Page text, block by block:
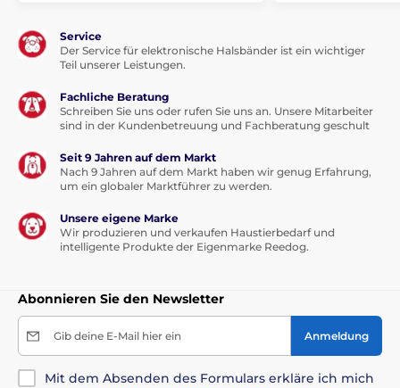
Service
Der Service für elektronische Halsbänder ist ein wichtiger
Teil unserer Leistungen.
Fachliche Beratung
Schreiben Sie uns oder rufen Sie uns an. Unsere Mitarbeiter
sind in der Kundenbetreuung und Fachberatung geschult
Seit 9 Jahren auf dem Markt
Nach 9 Jahren auf dem Markt haben wir genug Erfahrung,
um ein globaler Marktführer zu werden.
Unsere eigene Marke
Wir produzieren und verkaufen Haustierbedarf und
intelligente Produkte der Eigenmarke Reedog.
Abonnieren Sie den Newsletter
Gib deine E-Mail hier ein Anmeldung
Mit dem Absenden des Formulars erkläre ich mich